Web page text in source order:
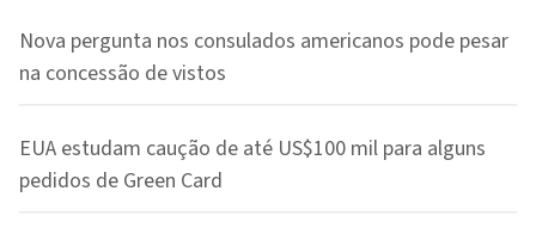
Nova pergunta nos consulados americanos pode pesar
na concessão de vistos
EUA estudam caução de até US$100 mil para alguns
pedidos de Green Card